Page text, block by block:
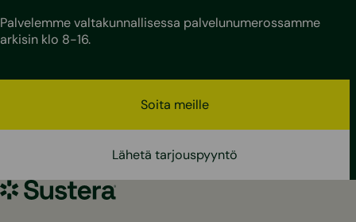
Palvelemme valtakunnallisessa palvelunumerossamme
arkisin klo 8-16.
Soita meille
Lähetä tarjouspyyntö
Sustera